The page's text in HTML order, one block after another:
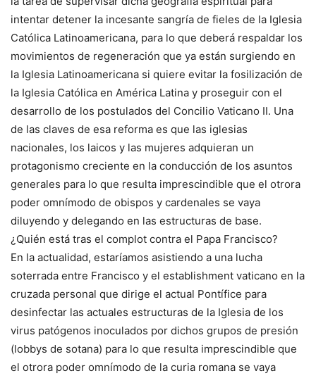
intentar detener la incesante sangría de fieles de la Iglesia
Católica Latinoamericana, para lo que deberá respaldar los
movimientos de regeneración que ya están surgiendo en
la Iglesia Latinoamericana si quiere evitar la fosilización de
la Iglesia Católica en América Latina y proseguir con el
desarrollo de los postulados del Concilio Vaticano II. Una
de las claves de esa reforma es que las iglesias
nacionales, los laicos y las mujeres adquieran un
protagonismo creciente en la conducción de los asuntos
generales para lo que resulta imprescindible que el otrora
poder omnímodo de obispos y cardenales se vaya
diluyendo y delegando en las estructuras de base.
¿Quién está tras el complot contra el Papa Francisco?
En la actualidad, estaríamos asistiendo a una lucha
soterrada entre Francisco y el establishment vaticano en la
cruzada personal que dirige el actual Pontífice para
desinfectar las actuales estructuras de la Iglesia de los
virus patógenos inoculados por dichos grupos de presión
(lobbys de sotana) para lo que resulta imprescindible que
el otrora poder omnímodo de la curia romana se vaya